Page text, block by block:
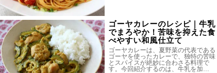
ゴーヤカレーのレシピ｜牛乳
でまろやか！苦味を抑えた食
べやすい和風仕立て
ゴーヤカレーは、夏野菜の代表である
ゴーヤを使ったカレーで、独特の苦味
とスパイスが絶妙に合わさる料理で
す。今回紹介するのは、牛乳を加…